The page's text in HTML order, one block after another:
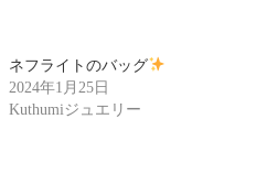
ネフライトのバッグ
2024年1月25日
Kuthumiジュエリー